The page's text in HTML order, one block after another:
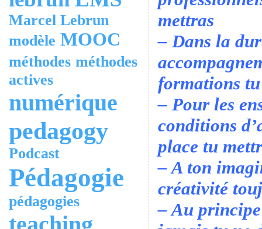
Marcel Lebrun
modèle MOOC
méthodes méthodes
actives
numérique
pedagogy
Podcast
Pédagogie
pédagogies
mettras
– Dans la
formations
– Pour les
conditions
place tu
– A ton
créativité
– Au